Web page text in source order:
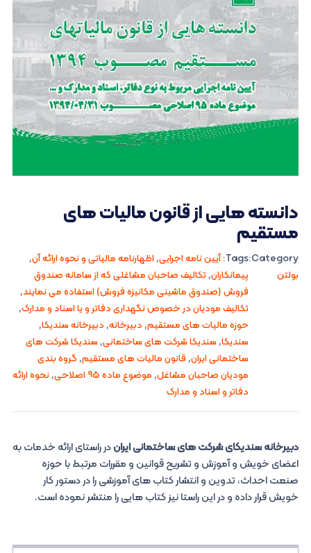
دانسته هایی از قانون مالیات های
مستقیم
دبیرخانه سندیکای شرکت های ساختمانی ایراندر راستای ارائه خدمات به
اعضای خویش و آموزش و تشریح قوانین و مقررات مرتبط با حوزه
صنعت احداث، تدوین و انتشار کتاب های آموزشی را در دستور کار
خویش قرار داده و در این راستا نیز کتاب هایی را منتشر نموده است.
Category:
بولتن
Tags: آیین نامه اجرایی,اظهارنامه مالیاتی و نحوه ارائه آن,
پیمانکاران,تکالیف صاحبان مشاغلی که از سامانه صندوق
فروش (صندوق ماشینی مکانیزه فروش) استفاده می نمایند,
تکالیف مودیان در خصوص نگهداری دفاتر و یا اسناد و مدارک,
حوزه مالیات های مستقیم, دبیرخانه, دبیرخانه سندیکا,
سندیکا,سندیکا شرکت های ساختمانی,سندیکا شرکت های
ساختمانی ایران,قانون مالیات های مستقیم, گروه بندی
مودیان صاحبان مشاغل, موضوع ماده 95 اصلاحی ,نحوه ارائه
دفاتر و اسناد و مدارک